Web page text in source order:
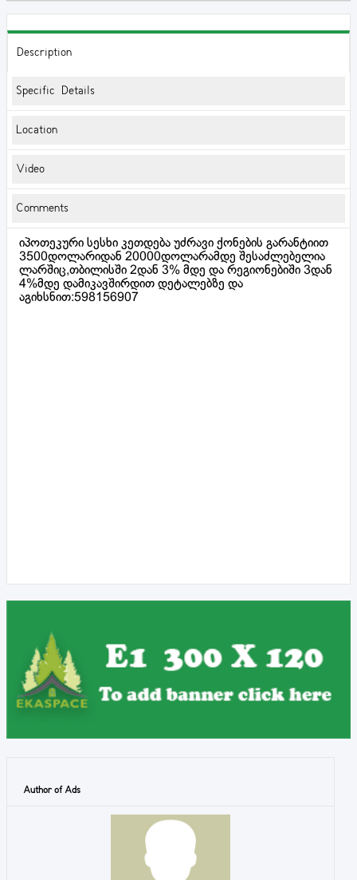
Description
Specific Details
Location
Video
Comments
იპოთეკური სესხი კეთდება უძრავი ქონების გარანტიით
3500დოლარიდან 20000დოლარამდე შესაძლებელია
ლარშიც,თბილისში 2დან 3% მდე და რეგიონებიში 3დან
4%მდე დამიკავშირდით დეტალებზე და
აგიხსნით:598156907
Author of Ads